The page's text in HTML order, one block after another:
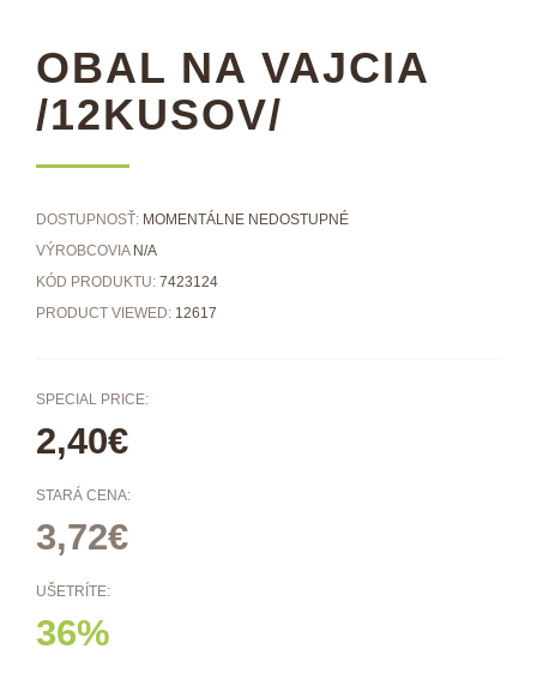
OBAL NA VAJCIA
/12KUSOV/
DOSTUPNOSŤ: MOMENTÁLNE NEDOSTUPNÉ
VÝROBCOVIA N/A
KÓD PRODUKTU: 7423124
PRODUCT VIEWED: 12617
SPECIAL PRICE:
2,40€
STARÁ CENA:
3,72€
UŠETRÍTE:
36%